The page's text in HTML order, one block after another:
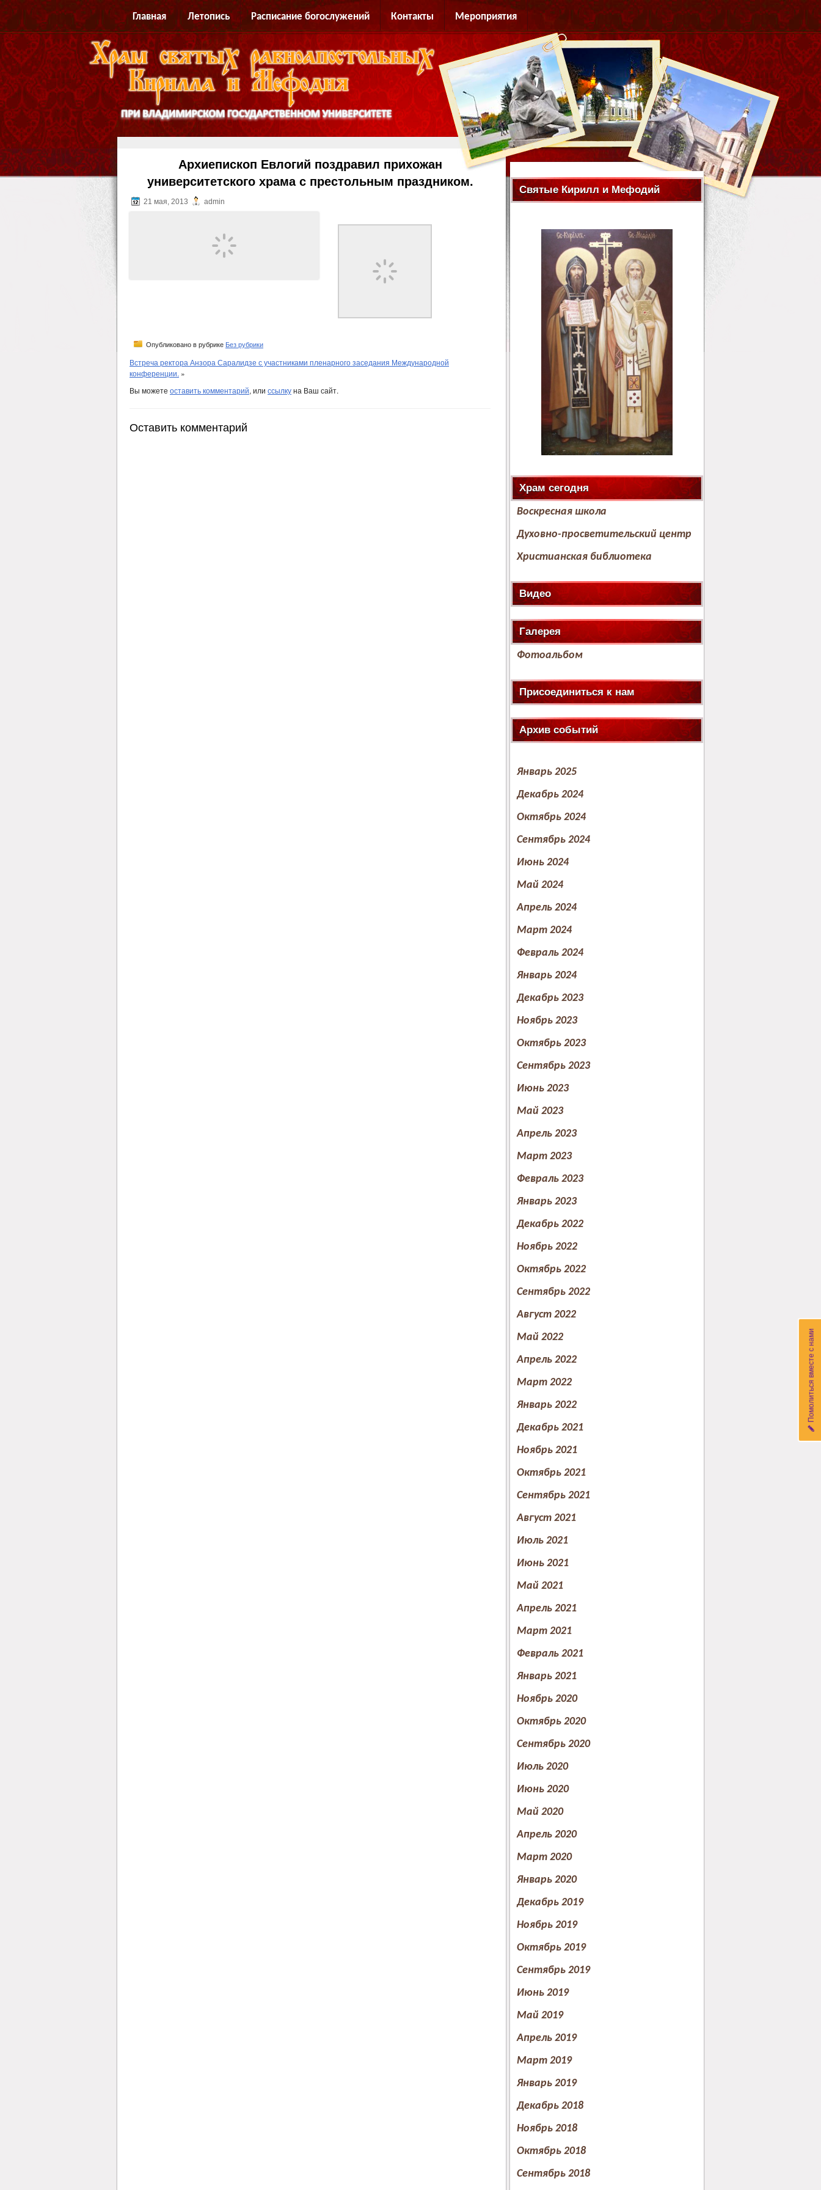
Главная Летопись Расписание богослужений Контакты Мероприятия
Архиепископ Евлогий поздравил прихожан
университетского храма с престольным праздником.
21 мая, 2013 admin
Опубликовано в рубрике Без рубрики
Встреча ректора Анзора Саралидзе с участниками пленарного заседания Международной
конференции. »
Вы можете оставить комментарий, или ссылкуна Ваш сайт.
Оставить комментарий
Святые Кирилл и Мефодий
Храм сегодня
Воскресная школа
Духовно-просветительский центр
Христианская библиотека
Видео
Галерея
Фотоальбом
Присоединиться к нам
Архив событий
Январь 2025
Декабрь 2024
Октябрь 2024
Сентябрь 2024
Июнь 2024
Май 2024
Апрель 2024
Март 2024
Февраль 2024
Январь 2024
Декабрь 2023
Ноябрь 2023
Октябрь 2023
Сентябрь 2023
Июнь 2023
Май 2023
Апрель 2023
Март 2023
Февраль 2023
Январь 2023
Декабрь 2022
Ноябрь 2022
Октябрь 2022
Сентябрь 2022
Август 2022
Май 2022
Апрель 2022
Март 2022
Январь 2022
Декабрь 2021
Ноябрь 2021
Октябрь 2021
Сентябрь 2021
Август 2021
Июль 2021
Июнь 2021
Май 2021
Апрель 2021
Март 2021
Февраль 2021
Январь 2021
Ноябрь 2020
Октябрь 2020
Сентябрь 2020
Июль 2020
Июнь 2020
Май 2020
Апрель 2020
Март 2020
Январь 2020
Декабрь 2019
Ноябрь 2019
Октябрь 2019
Сентябрь 2019
Июнь 2019
Май 2019
Апрель 2019
Март 2019
Январь 2019
Декабрь 2018
Ноябрь 2018
Октябрь 2018
Сентябрь 2018
Помолиться вместе с нами